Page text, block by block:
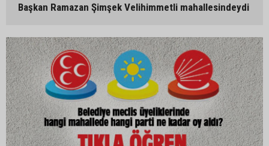
Başkan Ramazan Şimşek Velihimmetli mahallesindeydi